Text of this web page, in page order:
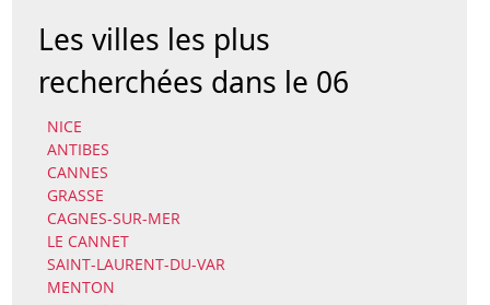
Les villes les plus
recherchées dans le 06
NICE
ANTIBES
CANNES
GRASSE
CAGNES-SUR-MER
LE CANNET
SAINT-LAURENT-DU-VAR
MENTON